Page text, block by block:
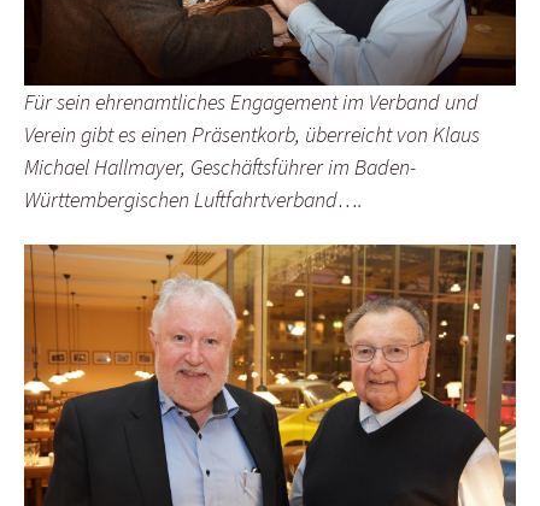
Für sein ehrenamtliches Engagement im Verband und
Verein gibt es einen Präsentkorb, überreicht von Klaus
Michael Hallmayer, Geschäftsführer im Baden-
Württembergischen Luftfahrtverband….